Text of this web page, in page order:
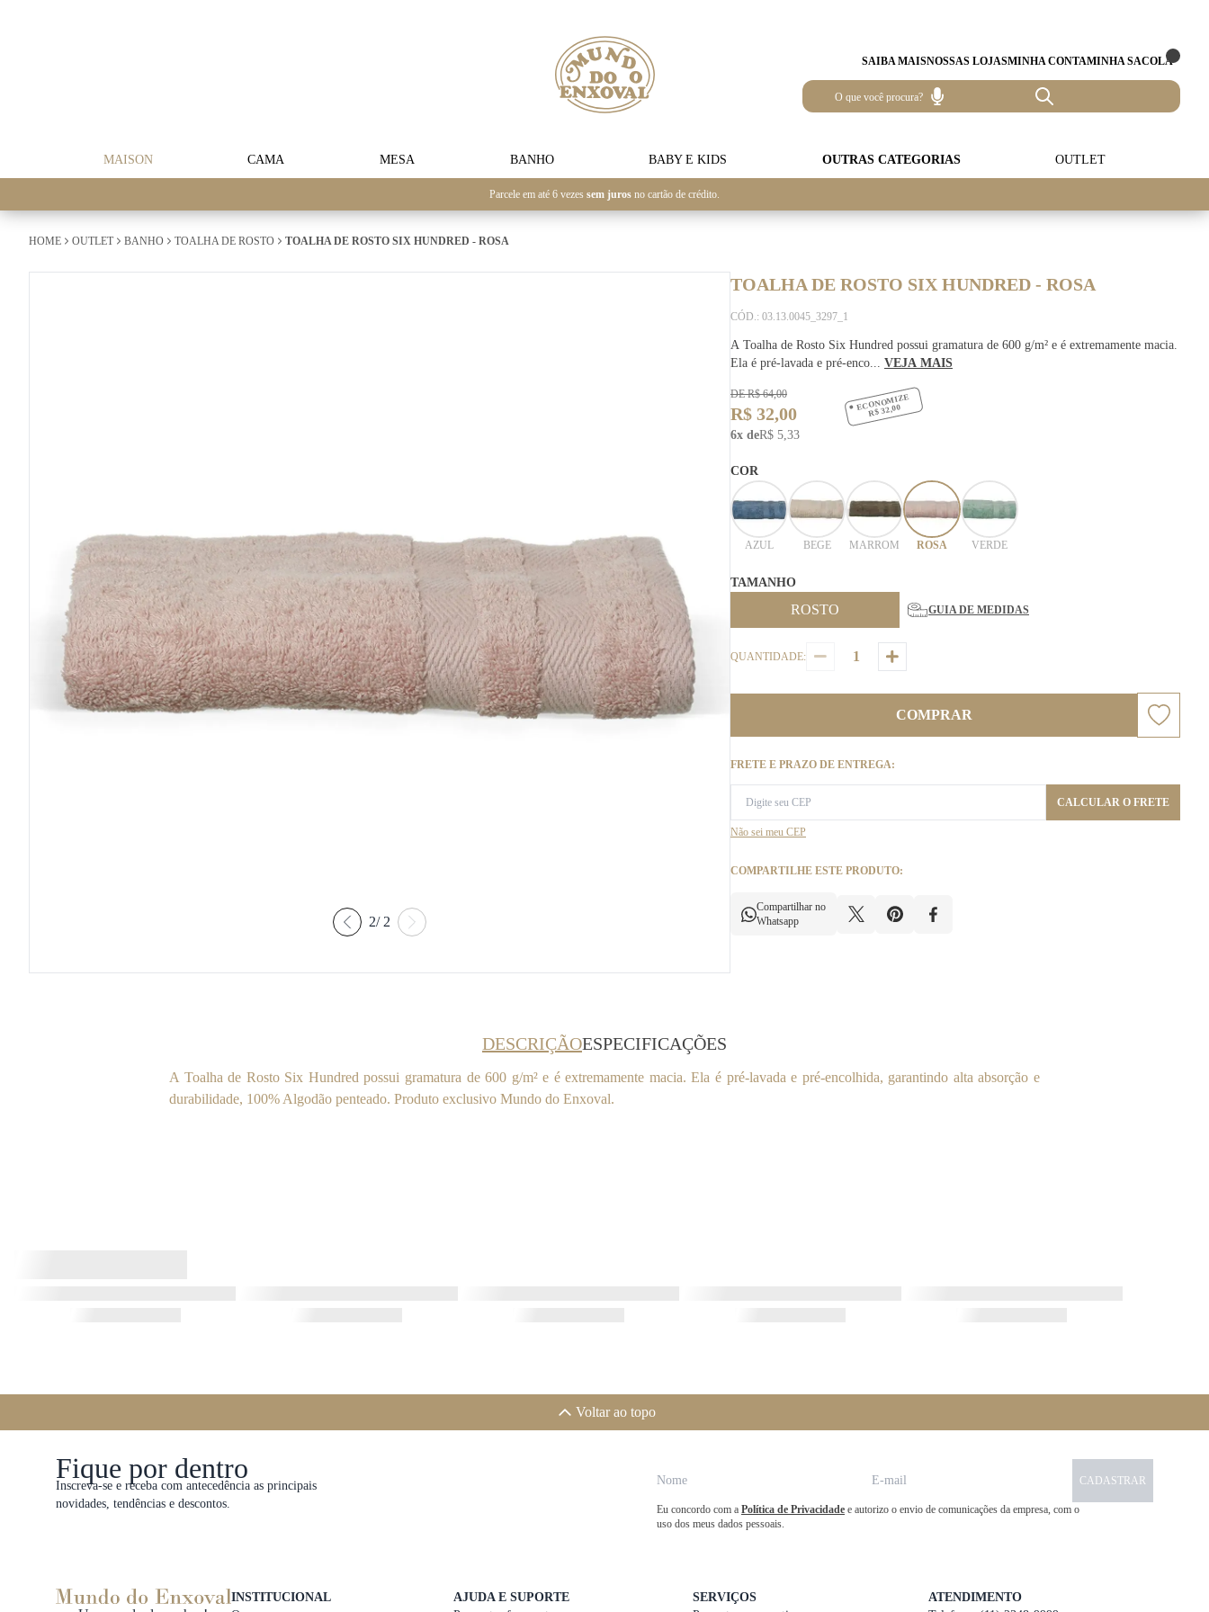
SAIBA MAISNOSSAS LOJASMINHA CONTAMINHA SACOLA
MAISON CAMA MESA BANHO BABY E KIDS OUTRAS CATEGORIAS OUTLET
Parcele em até 6 vezes sem juros no cartão de crédito.
HOME OUTLET BANHO TOALHA DE ROSTO TOALHA DE ROSTO SIX HUNDRED - ROSA
2/ 2
TOALHA DE ROSTO SIX HUNDRED - ROSA
CÓD.: 03.13.0045_3297_1
A Toalha de Rosto Six Hundred possui gramatura de 600 g/m² e é extremamente macia.
Ela é pré-lavada e pré-enco... VEJA MAIS
DE R$ 64,00
R$ 32,00
6x deR$ 5,33
ECONOMIZE
R$ 32,00
COR
AZUL BEGE MARROM ROSA VERDE
TAMANHO
ROSTO GUIA DE MEDIDAS
QUANTIDADE:
COMPRAR
FRETE E PRAZO DE ENTREGA:
CALCULAR O FRETE
Não sei meu CEP
COMPARTILHE ESTE PRODUTO:
Compartilhar no
Whatsapp
DESCRIÇÃOESPECIFICAÇÕES
A Toalha de Rosto Six Hundred possui gramatura de 600 g/m² e é extremamente macia. Ela é pré-lavada e pré-encolhida, garantindo alta absorção e
durabilidade, 100% Algodão penteado. Produto exclusivo Mundo do Enxoval.
Voltar ao topo
Fique por dentro
Inscreva-se e receba com antecedência as principais
novidades, tendências e descontos.
CADASTRAR
Eu concordo com a Política de Privacidade e autorizo o envio de comunicações da empresa, com o
uso dos meus dados pessoais.
INSTITUCIONAL
AJUDA E SUPORTE
SERVIÇOS
ATENDIMENTO